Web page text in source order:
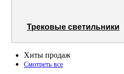
Трековые светильники
Хиты продаж
Смотреть все